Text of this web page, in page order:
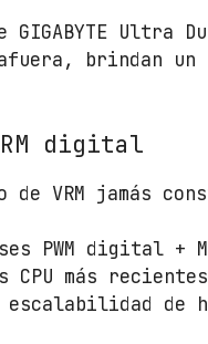
GIGABYTE Ultra
brindan un
digital
de VRM jamás
PWM digital +
CPU más
escalabilidad de